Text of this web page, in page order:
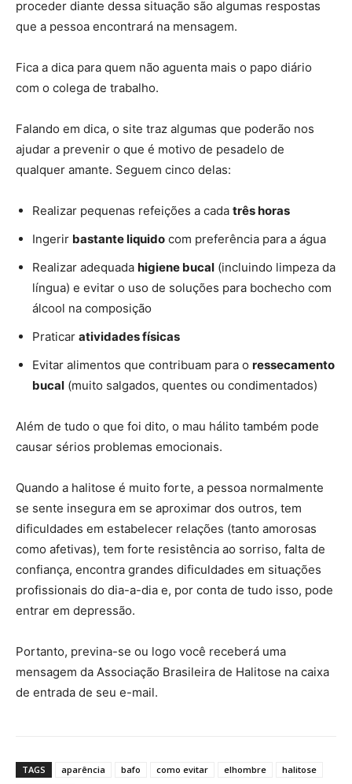
proceder diante dessa situação são algumas respostas
que a pessoa encontrará na mensagem.
Fica a dica para quem não aguenta mais o papo diário
com o colega de trabalho.
Falando em dica, o site traz algumas que poderão nos
ajudar a prevenir o que é motivo de pesadelo de
qualquer amante. Seguem cinco delas:
Realizar pequenas refeições a cada três horas
Ingerir bastante liquido com preferência para a água
Realizar adequada higiene bucal (incluindo limpeza da
língua) e evitar o uso de soluções para bochecho com
álcool na composição
Praticar atividades físicas
Evitar alimentos que contribuam para o ressecamento
bucal (muito salgados, quentes ou condimentados)
Além de tudo o que foi dito, o mau hálito também pode
causar sérios problemas emocionais.
Quando a halitose é muito forte, a pessoa normalmente
se sente insegura em se aproximar dos outros, tem
dificuldades em estabelecer relações (tanto amorosas
como afetivas), tem forte resistência ao sorriso, falta de
confiança, encontra grandes dificuldades em situações
profissionais do dia-a-dia e, por conta de tudo isso, pode
entrar em depressão.
Portanto, previna-se ou logo você receberá uma
mensagem da Associação Brasileira de Halitose na caixa
de entrada de seu e-mail.
TAGS aparência bafo como evitar elhombre
halitose